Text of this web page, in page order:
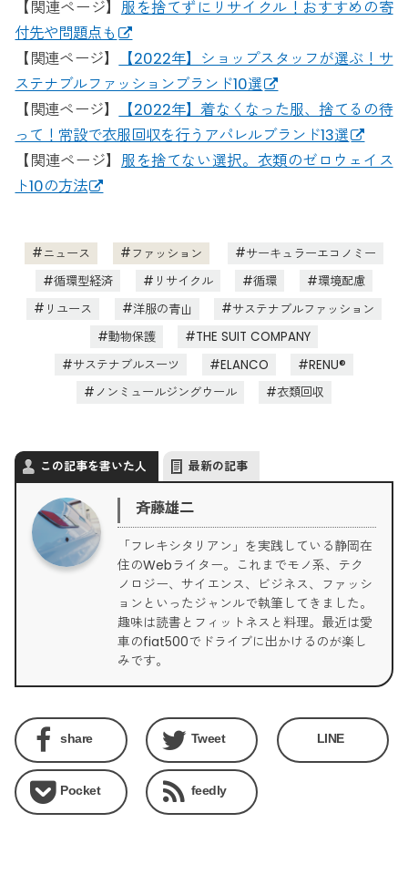
【関連ページ】 服を捨てずにリサイクル！おすすめの寄
付先や問題点も
【関連ページ】
【2022年】ショップスタッフが選ぶ！サ
ステナブルファッションブランド10選
【関連ページ】
【2022年】着なくなった服、捨てるの待
って！常設で衣服回収を行うアパレルブランド13選
【関連ページ】 服を捨てない選択。衣類のゼロウェイス
ト10の方法
ニュース ファッション
サーキュラーエコノミー
循環型経済
リサイクル 循環
環境配慮
リユース
洋服の青山
サステナブルファッション
動物保護
THE SUIT COMPANY
サステナブルスーツ
ELANCO
RENU®
ノンミュールジングウール
衣類回収
この記事を書いた人 最新の記事
斉藤雄二
「フレキシタリアン」を実践している静岡在
住のWebライター。これまでモノ系、テク
ノロジー、サイエンス、ビジネス、ファッシ
ョンといったジャンルで執筆してきました。
趣味は読書とフィットネスと料理。最近は愛
車のfiat500でドライブに出かけるのが楽し
みです。
share Tweet LINE
Pocket feedly